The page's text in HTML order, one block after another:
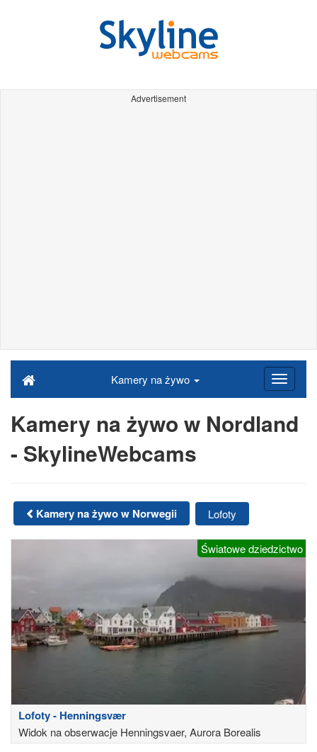
Advertisement
Kamery na żywo
Kamery na żywo w Nordland
- SkylineWebcams
Kamery na żywo w Norwegii Lofoty
Światowe dziedzictwo
Lofoty - Henningsvær
Widok na obserwacje Henningsvaer, Aurora Borealis